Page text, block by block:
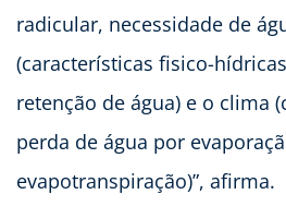
radicular, necessidade de
(características fisico-
retenção de água) e o clima
perda de água por
evapotranspiração)”, afirma.